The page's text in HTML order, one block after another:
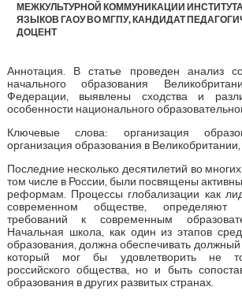
МЕЖКУЛЬТУРНОЙ КОММУНИКАЦИИ
ЯЗЫКОВ ГАОУ ВО МГПУ, КАНДИДАТ
ДОЦЕНТ
Аннотация. В статье проведен анализ
начального образования
Федерации, выявлены сходства и
особенности национального
Ключевые слова: организация
организация образования в
Последние несколько десятилетий во
том числе в России, были посвящены
реформам. Процессы глобализации как
современном обществе, определяют
требований к современным
Начальная школа, как один из этапов
образования, должна обеспечивать должный
который мог бы удовлетворить не
российского общества, но и быть
образования в других развитых странах.